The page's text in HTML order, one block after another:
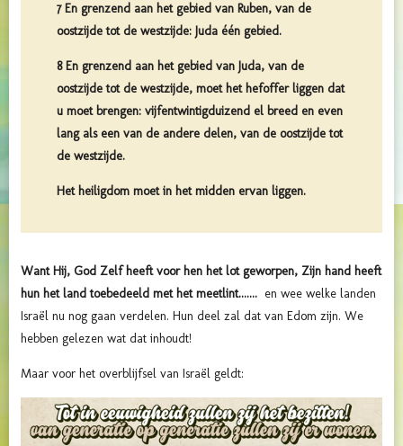
7 En grenzend aan het gebied van Ruben, van de
oostzijde tot de westzijde: Juda één gebied.
8 En grenzend aan het gebied van Juda, van de
oostzijde tot de westzijde, moet het hefoffer liggen dat
u moet brengen: vijfentwintigduizend el breed en even
lang als een van de andere delen, van de oostzijde tot
de westzijde.
Het heiligdom moet in het midden ervan liggen.
Want Hij, God Zelf heeft voor hen het lot geworpen, Zijn hand heeft
hun het land toebedeeld met het meetlint....... en wee welke landen
Israël nu nog gaan verdelen. Hun deel zal dat van Edom zijn. We
hebben gelezen wat dat inhoudt!
Maar voor het overblijfsel van Israël geldt: